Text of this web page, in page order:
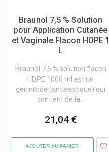
Biafine Cicabiafine
Billiebubs Petit-Déjeuner Bébés
Biochemie
Biocodex Benelux
Biocyte Compléments
Biodance
Braunol 7,5 % Solution
pour Application Cutanée
et Vaginale Flacon HDPE 1
L
Braunol 7,5 % solution flacon
HDPE 1000 ml est un
germicide (antiseptique) qui
contient de la...
21,04 €
AJOUTER AU PANIER